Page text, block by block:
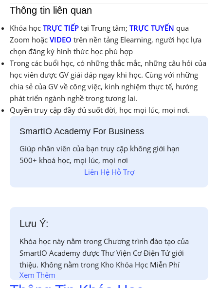
Thông tin liên quan
Khóa học TRỰC TIẾP tại Trung tâm; TRỰC TUYẾN qua
Zoom hoặc VIDEO trên nền tảng Elearning, người học lựa
chọn đăng ký hình thức học phù hợp
Trong các buổi học, có những thắc mắc, những câu hỏi của
học viên được GV giải đáp ngay khi học. Cùng với những
chia sẻ của GV về công việc, kinh nghiệm thực tế, hướng
phát triển ngành nghề trong tương lai.
Quyền truy cập đầy đủ suốt đời, học mọi lúc, mọi nơi.
SmartIO Academy For Business
Giúp nhân viên của bạn truy cập không giới hạn
500+ khoá học, mọi lúc, mọi nơi
Liên Hệ Hỗ Trợ
Lưu Ý:
Khóa học này nằm trong Chương trình đào tạo của
SmartIO Academy được Thư Viện Cơ Điện Tử giới
thiệu. Không nằm trong Kho Khóa Học Miễn Phí
Xem Thêm